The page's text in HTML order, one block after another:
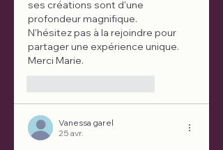
ses créations sont d'une
profondeur magnifique.
N'hésitez pas à la rejoindre pour
partager une expérience unique.
Merci Marie.
Vanessa garel
25 avr.